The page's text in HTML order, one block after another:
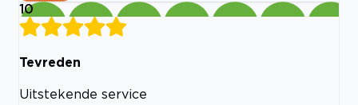
10
Tevreden
Uitstekende service